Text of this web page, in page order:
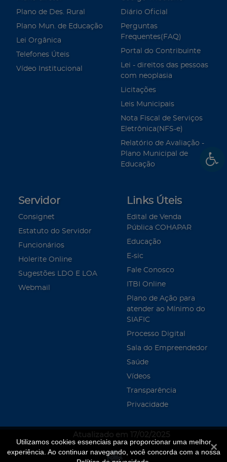
Utilizamos cookies essenciais para proporcionar uma melhor
experiência. Ao continuar navegando, você concorda com a nossa
Plano de Des. Rural
Plano Mun. de Educação
Lei Orgânica
Telefones Úteis
Vídeo Institucional
Diário Oficial
Perguntas
Frequentes(FAQ)
Portal do Contribuinte
Lei - direitos das pessoas
com neoplasia
Licitações
Leis Municipais
Nota Fiscal de Serviços
Eletrônica(NFS-e)
Relatório de Avaliação -
Plano Municipal de
Educação
Servidor
Consignet
Estatuto do Servidor
Funcionários
Holerite Online
Sugestões LDO E LOA
Webmail
Links Úteis
Edital de Venda
Pública COHAPAR
Educação
E-sic
Fale Conosco
ITBI Online
Plano de Ação para
atender ao Mínimo do
SIAFIC
Processo Digital
Sala do Empreendedor
Saúde
Vídeos
Transparência
Privacidade
Atualizado em 17/02/2025